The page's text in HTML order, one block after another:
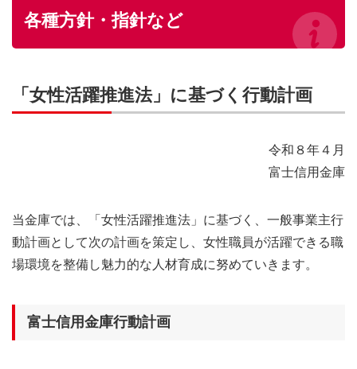
各種方針・指針など
「女性活躍推進法」に基づく行動計画
令和８年４月
富士信用金庫
当金庫では、「女性活躍推進法」に基づく、一般事業主行
動計画として次の計画を策定し、女性職員が活躍できる職
場環境を整備し魅力的な人材育成に努めていきます。
富士信用金庫行動計画